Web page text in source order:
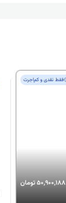
فقط‌ نقدی و کم‌اجرت
50,900,188 تومان